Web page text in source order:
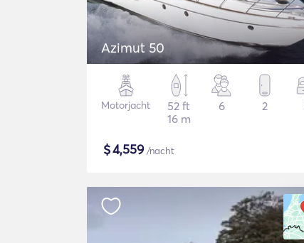
Azimut 50
Motorjacht
52 ft
16 m
6 2
$4,559/nacht